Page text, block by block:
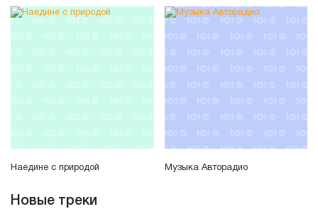
Наедине с природой Музыка Авторадио
Новые треки